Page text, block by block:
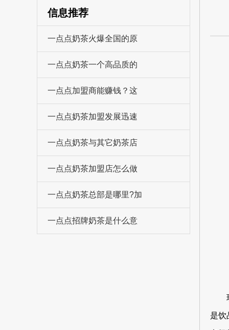
信息推荐
一点点奶茶火爆全国的原
一点点奶茶一个高品质的
一点点加盟商能赚钱？这
一点点奶茶加盟发展迅速
一点点奶茶与其它奶茶店
一点点奶茶加盟店怎么做
一点点奶茶总部是哪里?加
一点点招牌奶茶是什么意
是饮